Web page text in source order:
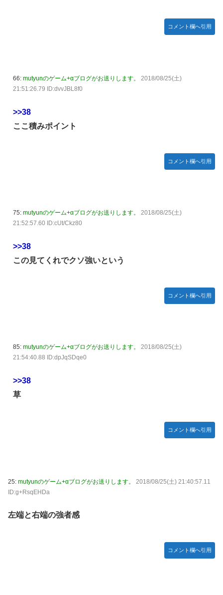
コメント欄へ引用
66: mutyunのゲーム+αブログがお送りします。
2018/08/25(土)
21:51:26.79 ID:dvvJBL8f0
>>38
ここ積みポイント
コメント欄へ引用
75: mutyunのゲーム+αブログがお送りします。
2018/08/25(土)
21:52:57.60 ID:cUt/Ckz80
>>38
この見てくれでクソ強いという
コメント欄へ引用
85: mutyunのゲーム+αブログがお送りします。
2018/08/25(土)
21:54:40.88 ID:dpJqSDqe0
>>38
草
コメント欄へ引用
25: mutyunのゲーム+αブログがお送りします。
2018/08/25(土) 21:40:57.11
ID:g+RsqEHDa
左端と右端の強者感
コメント欄へ引用